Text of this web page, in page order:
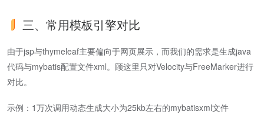
三、常用模板引擎对比
由于jsp与thymeleaf主要偏向于网页展示，而我们的需求是生成java
代码与mybatis配置文件xml。顾这里只对Velocity与FreeMarker进行
对比。
示例：1万次调用动态生成大小为25kb左右的mybatisxml文件